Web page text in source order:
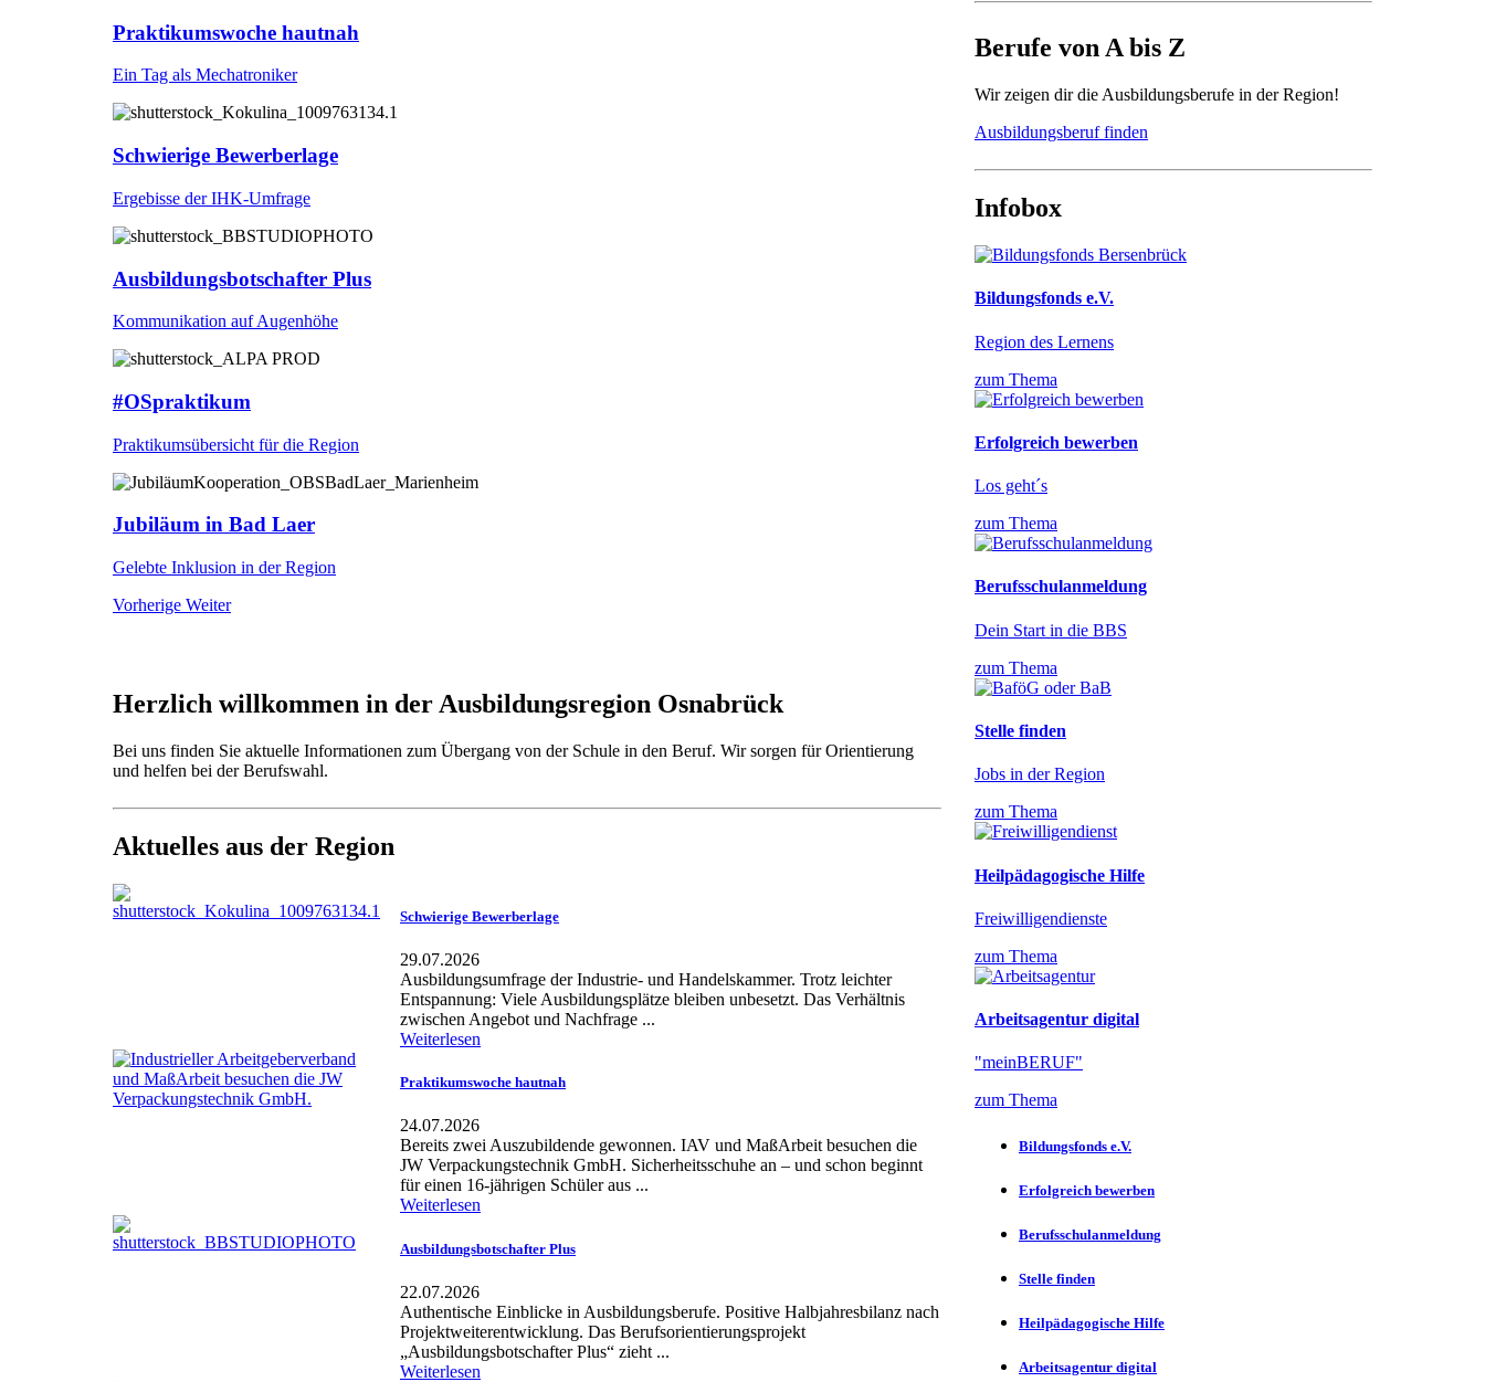
Praktikumswoche hautnah
Ein Tag als Mechatroniker
Schwierige Bewerberlage
Ergebisse der IHK-Umfrage
Ausbildungsbotschafter Plus
Kommunikation auf Augenhöhe
#OSpraktikum
Praktikumsübersicht für die Region
Jubiläum in Bad Laer
Gelebte Inklusion in der Region
Vorherige Weiter
Herzlich willkommen in der Ausbildungsregion Osnabrück
Bei uns finden Sie aktuelle Informationen zum Übergang von der Schule in den Beruf. Wir sorgen für Orientierung
und helfen bei der Berufswahl.
Aktuelles aus der Region
Schwierige Bewerberlage
29.07.2026
Ausbildungsumfrage der Industrie- und Handelskammer. Trotz leichter
Entspannung: Viele Ausbildungsplätze bleiben unbesetzt. Das Verhältnis
zwischen Angebot und Nachfrage ...
Weiterlesen
Praktikumswoche hautnah
24.07.2026
Bereits zwei Auszubildende gewonnen. IAV und MaßArbeit besuchen die
JW Verpackungstechnik GmbH. Sicherheitsschuhe an – und schon beginnt
für einen 16-jährigen Schüler aus ...
Weiterlesen
Ausbildungsbotschafter Plus
22.07.2026
Authentische Einblicke in Ausbildungsberufe. Positive Halbjahresbilanz nach
Projektweiterentwicklung. Das Berufsorientierungsprojekt
„Ausbildungsbotschafter Plus“ zieht ...
Weiterlesen
Berufe von A bis Z
Wir zeigen dir die Ausbildungsberufe in der Region!
Ausbildungsberuf finden
Infobox
Bildungsfonds e.V.
Region des Lernens
zum Thema
Erfolgreich bewerben
Los geht´s
zum Thema
Berufsschulanmeldung
Dein Start in die BBS
zum Thema
Stelle finden
Jobs in der Region
zum Thema
Heilpädagogische Hilfe
Freiwilligendienste
zum Thema
Arbeitsagentur digital
"meinBERUF"
zum Thema
Bildungsfonds e.V.
Erfolgreich bewerben
Berufsschulanmeldung
Stelle finden
Heilpädagogische Hilfe
Arbeitsagentur digital